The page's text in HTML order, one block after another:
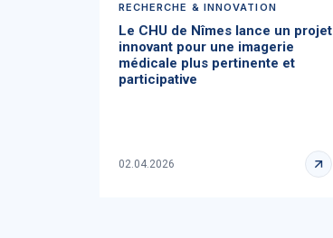
RECHERCHE & INNOVATION
Le CHU de Nîmes lance un projet
innovant pour une imagerie
médicale plus pertinente et
participative
02.04.2026